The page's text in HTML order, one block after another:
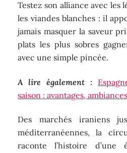
Testez son alliance avec les
les viandes blanches : il
jamais masquer la saveur
plats les plus sobres
avec une simple pincée.
A lire également :
saison : avantages,
Des marchés iraniens
méditerranéennes, la
raconte l’histoire d’une